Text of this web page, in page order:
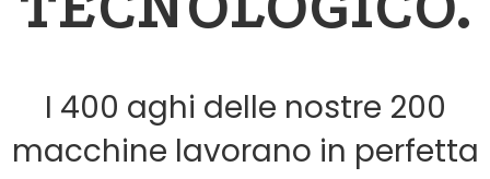
I 400 aghi delle nostre 200
macchine lavorano in perfetta